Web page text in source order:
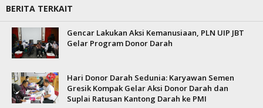
BERITA TERKAIT
Gencar Lakukan Aksi Kemanusiaan, PLN UIP JBT
Gelar Program Donor Darah
Hari Donor Darah Sedunia: Karyawan Semen
Gresik Kompak Gelar Aksi Donor Darah dan
Suplai Ratusan Kantong Darah ke PMI